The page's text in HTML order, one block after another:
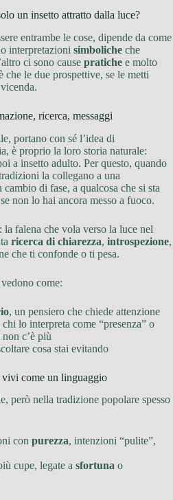
un insetto attratto dalla luce?
entrambe le cose, dipende da come
interpretazioni simboliche che
ci sono cause pratiche e molto
che le due prospettive, se le metti
ricerca, messaggi
portano con sé l’idea di
è proprio la loro storia naturale:
a insetto adulto. Per questo, quando
la collegano a una
cambio di fase, a qualcosa che si sta
non lo hai ancora messo a fuoco.
la falena che vola verso la luce nel
ricerca di chiarezza, introspezione,
che ti confonde o ti pesa.
come:
, un pensiero che chiede attenzione
chi lo interpreta come “presenza” o
c’è più
cosa stai evitando
vivi come un linguaggio
però nella tradizione popolare spesso
con purezza, intenzioni “pulite”,
cupe, legate a sfortuna o